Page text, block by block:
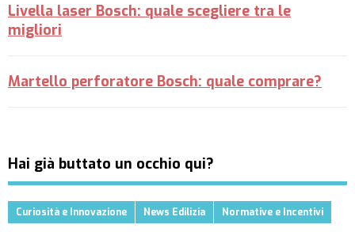
Livella laser Bosch: quale scegliere tra le
migliori
Martello perforatore Bosch: quale comprare?
Hai già buttato un occhio qui?
Curiosità e Innovazione News Edilizia Normative e Incentivi